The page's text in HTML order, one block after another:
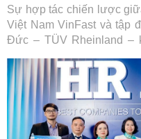
Sự hợp tác chiến lược
Việt Nam VinFast và tập
Đức – TÜV Rheinland –
Nam trở thành trung tâm
vực.